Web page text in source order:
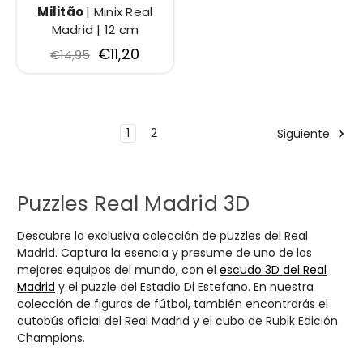
Militão| Minix Real
Madrid | 12 cm
€14,95 €11,20
1 2 Siguiente
Puzzles Real Madrid 3D
Descubre la exclusiva colección de puzzles del Real
Madrid. Captura la esencia y presume de uno de los
mejores equipos del mundo, con el escudo 3D del Real
Madrid y el puzzle del Estadio Di Estefano. En nuestra
colección de figuras de fútbol, también encontrarás el
autobús oficial del Real Madrid y el cubo de Rubik Edición
Champions.